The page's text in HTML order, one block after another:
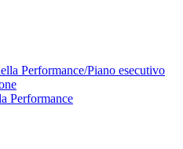
Performance/Piano esecutivo
Performance